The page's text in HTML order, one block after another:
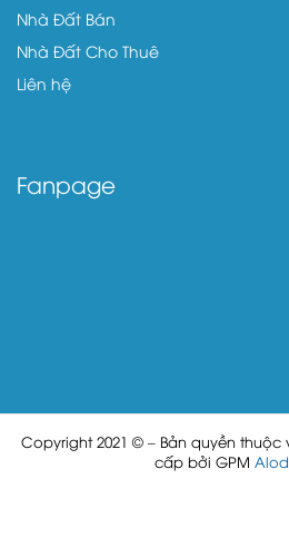
Nhà Đất Bán
Nhà Đất Cho Thuê
Liên hệ
Fanpage
Copyright 2021 © – Bản quyền
cấp bởi GPM